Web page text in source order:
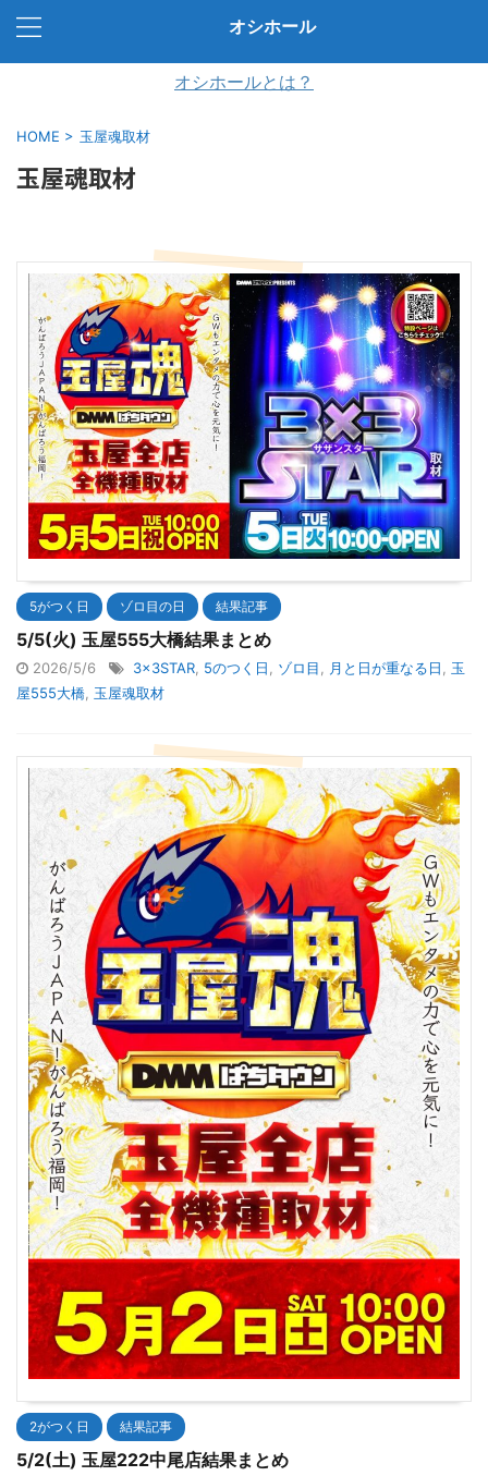
オシホール
オシホールとは？
HOME > 玉屋魂取材
玉屋魂取材
5がつく日 ゾロ目の日 結果記事
5/5(火) 玉屋555大橋結果まとめ
2026/5/6 3×3STAR 5のつく日 ゾロ目 月と日が重なる日
玉
屋555大橋 玉屋魂取材
2がつく日 結果記事
5/2(土) 玉屋222中尾店結果まとめ